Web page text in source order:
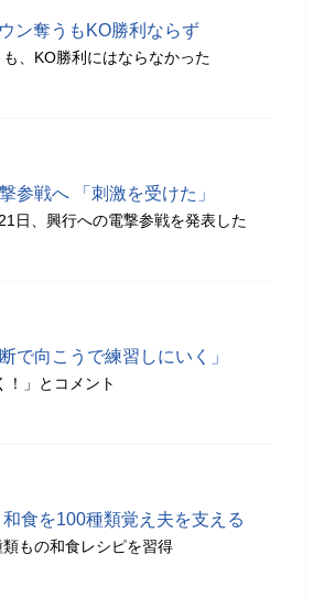
ン奪うもKO勝利ならず
、KO勝利にはならなかった
参戦へ 「刺激を受けた」
日、興行への電撃参戦を発表した
で向こうで練習しにいく」
！」とコメント
食を100種類覚え夫を支える
もの和食レシピを習得